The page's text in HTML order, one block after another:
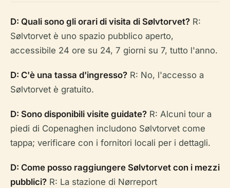
D: Quali sono gli orari di visita di Sølvtorvet? R:
Sølvtorvet è uno spazio pubblico aperto,
accessibile 24 ore su 24, 7 giorni su 7, tutto l'anno.
D: C'è una tassa d'ingresso? R: No, l'accesso a
Sølvtorvet è gratuito.
D: Sono disponibili visite guidate? R: Alcuni tour a
piedi di Copenaghen includono Sølvtorvet come
tappa; verificare con i fornitori locali per i dettagli.
D: Come posso raggiungere Sølvtorvet con i mezzi
pubblici? R: La stazione di Nørreport